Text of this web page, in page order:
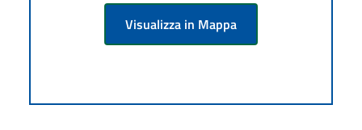
Visualizza in Mappa